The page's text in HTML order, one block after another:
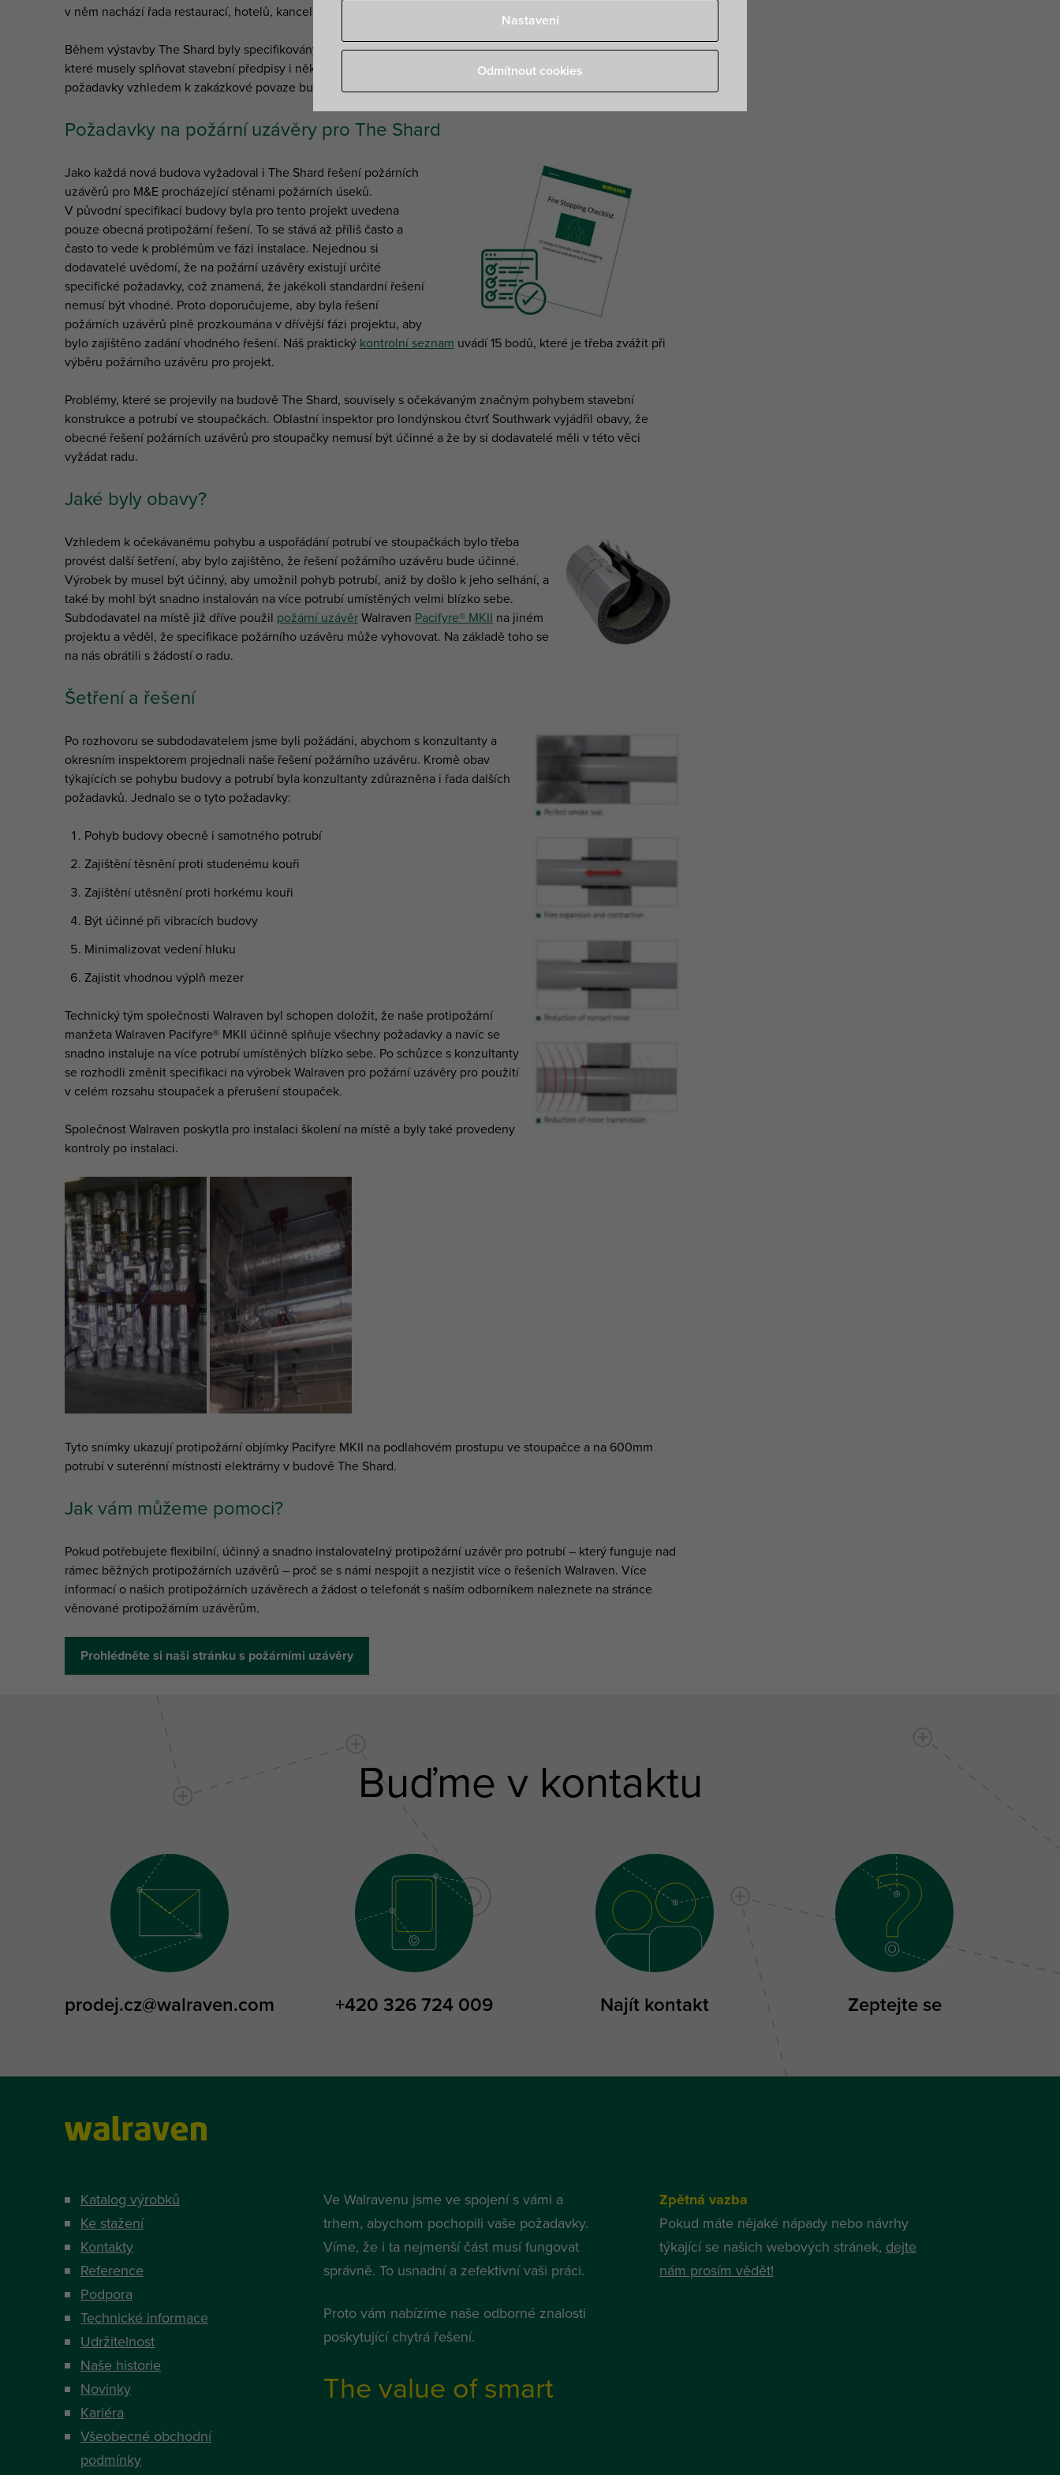
v něm nachází řada restaurací, hotelů, kanceláří a obchodů.
Během výstavby The Shard byly specifikovány tisíce výrobků,
které musely splňovat stavební předpisy i některé složitější
požadavky vzhledem k zakázkové povaze budovy.
Požadavky na požární uzávěry pro The Shard
Jako každá nová budova vyžadoval i The Shard řešení požárních
uzávěrů pro M&E procházející stěnami požárních úseků.
V původní specifikaci budovy byla pro tento projekt uvedena
pouze obecná protipožární řešení. To se stává až příliš často a
často to vede k problémům ve fázi instalace. Nejednou si
dodavatelé uvědomí, že na požární uzávěry existují určité
specifické požadavky, což znamená, že jakékoli standardní řešení
nemusí být vhodné. Proto doporučujeme, aby byla řešení
požárních uzávěrů plně prozkoumána v dřívější fázi projektu, aby
bylo zajištěno zadání vhodného řešení. Náš praktický kontrolní seznam uvádí 15 bodů, které je třeba zvážit při
výběru požárního uzávěru pro projekt.
Problémy, které se projevily na budově The Shard, souvisely s očekávaným značným pohybem stavební
konstrukce a potrubí ve stoupačkách. Oblastní inspektor pro londýnskou čtvrť Southwark vyjádřil obavy, že
obecné řešení požárních uzávěrů pro stoupačky nemusí být účinné a že by si dodavatelé měli v této věci
vyžádat radu.
Jaké byly obavy?
Vzhledem k očekávanému pohybu a uspořádání potrubí ve stoupačkách bylo třeba
provést další šetření, aby bylo zajištěno, že řešení požárního uzávěru bude účinné.
Výrobek by musel být účinný, aby umožnil pohyb potrubí, aniž by došlo k jeho selhání, a
také by mohl být snadno instalován na více potrubí umístěných velmi blízko sebe.
Subdodavatel na místě již dříve použil požární uzávěr Walraven Pacifyre® MKII na jiném
projektu a věděl, že specifikace požárního uzávěru může vyhovovat. Na základě toho se
na nás obrátili s žádostí o radu.
Šetření a řešení
Po rozhovoru se subdodavatelem jsme byli požádáni, abychom s konzultanty a
okresním inspektorem projednali naše řešení požárního uzávěru. Kromě obav
týkajících se pohybu budovy a potrubí byla konzultanty zdůrazněna i řada dalších
požadavků. Jednalo se o tyto požadavky:
Pohyb budovy obecně i samotného potrubí
Zajištění těsnění proti studenému kouři
Zajištění utěsnění proti horkému kouři
Být účinné při vibracích budovy
Minimalizovat vedení hluku
Zajistit vhodnou výplň mezer
Technický tým společnosti Walraven byl schopen doložit, že naše protipožární
manžeta Walraven Pacifyre® MKII účinně splňuje všechny požadavky a navíc se
snadno instaluje na více potrubí umístěných blízko sebe. Po schůzce s konzultanty
se rozhodli změnit specifikaci na výrobek Walraven pro požární uzávěry pro použití
v celém rozsahu stoupaček a přerušení stoupaček.
Společnost Walraven poskytla pro instalaci školení na místě a byly také provedeny
kontroly po instalaci.
Tyto snímky ukazují protipožární objímky Pacifyre MKII na podlahovém prostupu ve stoupačce a na 600mm
potrubí v suterénní místnosti elektrárny v budově The Shard.
Jak vám můžeme pomoci?
Pokud potřebujete flexibilní, účinný a snadno instalovatelný protipožární uzávěr pro potrubí – který funguje nad
rámec běžných protipožárních uzávěrů – proč se s námi nespojit a nezjistit více o řešeních Walraven. Více
informací o našich protipožárních uzávěrech a žádost o telefonát s naším odborníkem naleznete na stránce
věnované protipožárním uzávěrům.
Prohlédněte si naši stránku s požárními uzávěry
Buďme v kontaktu
prodej.cz@walraven.com +420 326 724 009 Najít kontakt Zeptejte se
Katalog výrobků
Ke stažení
Kontakty
Reference
Podpora
Technické informace
Udržitelnost
Naše historie
Novinky
Kariéra
Všeobecné obchodní
podmínky
Ve Walravenu jsme ve spojení s vámi a
trhem, abychom pochopili vaše požadavky.
Víme, že i ta nejmenší část musí fungovat
správně. To usnadní a zefektivní vaši práci.
Proto vám nabízíme naše odborné znalosti
poskytující chytrá řešení.
The value of smart
Zpětná vazba
Pokud máte nějaké nápady nebo návrhy
týkající se našich webových stránek, dejte
nám prosím vědět!
Nastavení
Odmítnout cookies